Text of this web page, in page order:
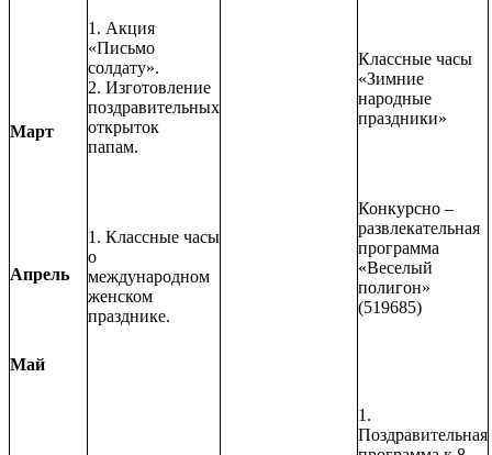
Март
Апрель
Май
1. Акция
«Письмо
солдату».
2. Изготовление
поздравительных
открыток
папам.
1. Классные часы
о
международном
женском
празднике.
Классные часы
«Зимние
народные
праздники»
Конкурсно –
развлекательная
программа
«Веселый
полигон»
(519685)
1.
Поздравительная